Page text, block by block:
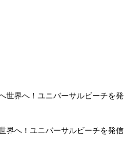
界へ！ユニバーサルビーチを発信